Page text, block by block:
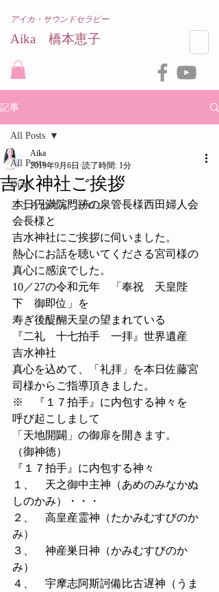
Aika 橋本恵子​
アイカ・サウンドセラピー
記事
All Posts
Diary
こころねのみちサロン
All Posts
吉水神社ご挨拶
Aika
2019年9月6日 読了時間: 1分
本日円満院門跡の泉管長様西田婦人会
会長様と
吉水神社にご挨拶に伺いました。
熱心にお話を聴いてくださる宮司様の
真心に感涙でした。
10／27の令和元年　「奉祝　天皇陛
下　御即位」を
寿ぎ後醍醐天皇の望まれている
『二礼　十七拍手　一拝』世界遺産
吉水神社
真心を込めて、「礼拝」を本日佐藤宮
司様からご指導頂きました。
※　『１７拍手』に内包する神々を
呼び起こしまして
「天地開闢」の御扉を開きます。
（御神徳）
『１７拍手』に内包する神々
１、　天之御中主神（あめのみなかぬ
しのかみ）・・・
２、　高皇産霊神（たかみむすびのか
み）
３、　神産巣日神（かみむすびのか
み）
４、　宇摩志阿斯訶備比古遅神（うま